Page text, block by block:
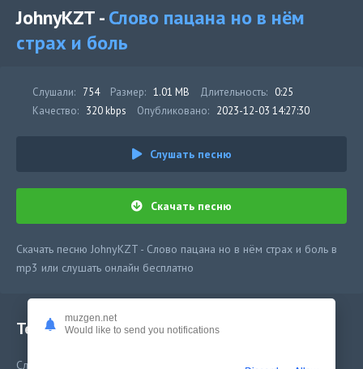
JohnyKZT -Слово пацана но в нём
страх и боль
Слушали: 754 Размер: 1.01 MB Длительность: 0:25
Качество: 320 kbps Опубликовано: 2023-12-03 14:27:30
Слушать песню
Скачать песню
Скачать песню JohnyKZT - Слово пацана но в нём страх и боль в
mp3 или слушать онлайн бесплатно
Текст песни
Слово пацана мам я вернусь домой
muzgen.net
Would like to send you notifications